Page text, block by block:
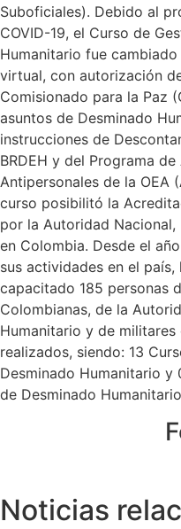
Suboficiales). Debido al
COVID-19, el Curso de
Humanitario fue
virtual, con autorización
Comisionado para la Paz
asuntos de Desminado
instrucciones de
BRDEH y del Programa
Antipersonales de la OEA
curso posibilitó la
por la Autoridad
en Colombia. Desde el
sus actividades en el país,
capacitado 185 personas
Colombianas, de la
Humanitario y de militares
realizados, siendo: 13
Desminado Humanitario y
de Desminado
Noticias